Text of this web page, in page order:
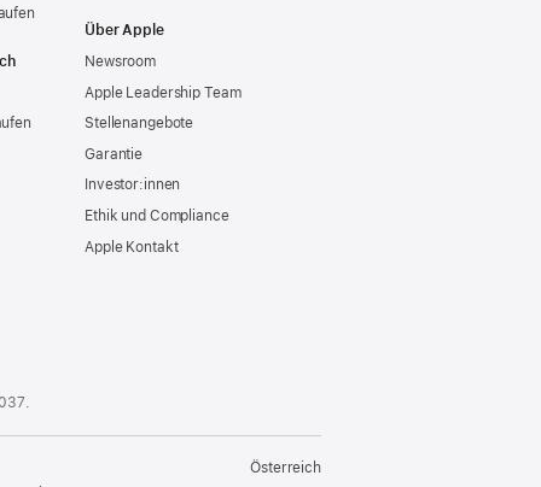
Über Apple
Newsroom
Apple Leadership Team
Stellenangebote
Garantie
Investor:innen
Ethik und Compliance
Apple Kontakt
.
Österreich